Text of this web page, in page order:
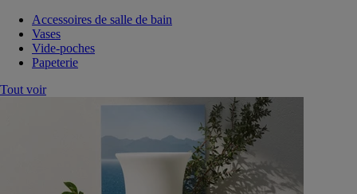
Accessoires de salle de bain
Vases
Vide-poches
Papeterie
Tout voir